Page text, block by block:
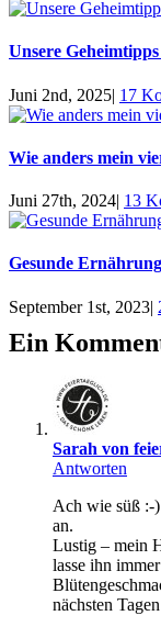
Unsere
Juni 2nd, 2025| 17
Wie anders mein
Juni 27th, 2024| 13
Gesunde
September 1st, 2023|
Ein
Sarah von
Antworten
Ach wie süß :-
an.
Lustig – mein
lasse ihn
nächsten